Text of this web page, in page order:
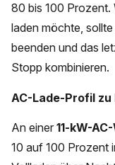
80 bis 100 Prozent.
laden möchte,
beenden und das
Stopp kombinieren.
AC-Lade-Profil zu
An einer 11-kW-
10 auf 100 Prozent